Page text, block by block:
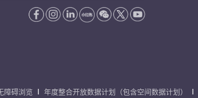
障碍浏览 年度整合开放数据计划（包含空间数据计划）